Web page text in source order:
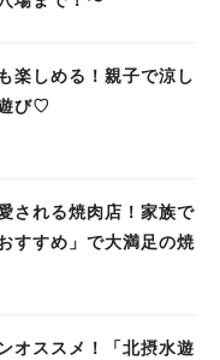
楽しめる！親子で涼し
び♡
される焼肉店！家族で
すすめ」で大満足の焼
オススメ！「北摂水遊